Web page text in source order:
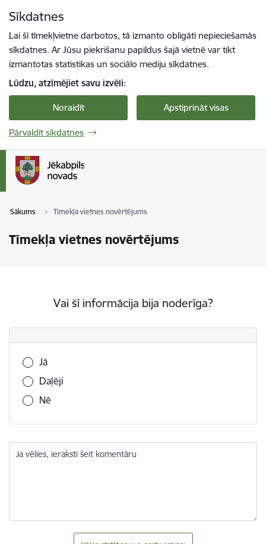
Sīkdatnes
Lai šī tīmekļvietne darbotos, tā izmanto obligāti nepieciešamās
sīkdatnes. Ar Jūsu piekrišanu papildus šajā vietnē var tikt
izmantotas statistikas un sociālo mediju sīkdatnes.
Lūdzu, atzīmējiet savu izvēli:
Noraidīt Apstiprināt visas
Pārvaldīt sīkdatnes
Sākums Tīmekļa vietnes novērtējums
Tīmekļa vietnes novērtējums
Vai šī informācija bija noderīga?
Vai šī informācija bija noderīga?
Jā
Daļēji
Nē
Ja vēlies, ieraksti šeit komentāru